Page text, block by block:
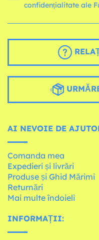
confidențialitate ale
AI NEVOIE DE
Comanda mea
Expedieri și livrări
Produse și Ghid Mărimi
Returnări
Mai multe îndoieli
INFORMAȚII: